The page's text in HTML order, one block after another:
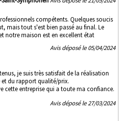
compétents. Quelques soucis
mais tout s'est bien passé au final. Le
notre maison est en excellent état
Avis déposé le 05/04/2024
je suis très satisfait de la réalisation
du rapport qualité/prix.
cette entreprise qui a toute ma confiance.
Avis déposé le 27/03/2024